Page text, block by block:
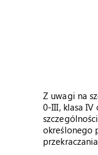
Z uwagi na
0-III, klasa
określonego